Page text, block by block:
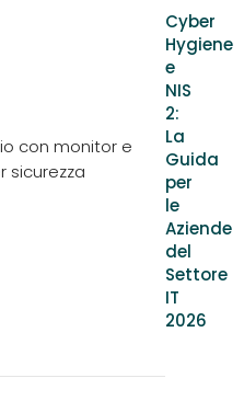
Cyber
Hygiene
e
NIS
2:
La
Guida
per
le
Aziende
del
Settore
IT
2026